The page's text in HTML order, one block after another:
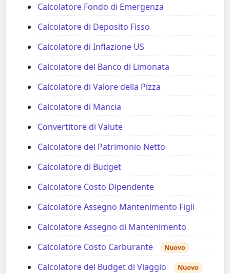
Calcolatore Fondo di Emergenza
Calcolatore di Deposito Fisso
Calcolatore di Inflazione US
Calcolatore del Banco di Limonata
Calcolatore di Valore della Pizza
Calcolatore di Mancia
Convertitore di Valute
Calcolatore del Patrimonio Netto
Calcolatore di Budget
Calcolatore Costo Dipendente
Calcolatore Assegno Mantenimento Figli
Calcolatore Assegno di Mantenimento
Calcolatore Costo Carburante
Nuovo
Calcolatore del Budget di Viaggio Nuovo